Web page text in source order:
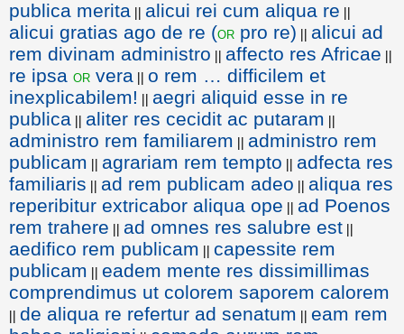
publica merita || alicui rei cum aliqua re ||
alicui gratias ago de re (or pro re) || alicui ad
rem divinam administro || affecto res Africae ||
re ipsa or vera || o rem … difficilem et
inexplicabilem! || aegri aliquid esse in re
publica || aliter res cecidit ac putaram ||
administro rem familiarem || administro rem
publicam || agrariam rem tempto || adfecta res
familiaris || ad rem publicam adeo || aliqua res
reperibitur extricabor aliqua ope || ad Poenos
rem trahere || ad omnes res salubre est ||
aedifico rem publicam || capessite rem
publicam || eadem mente res dissimillimas
comprendimus ut colorem saporem calorem
|| de aliqua re refertur ad senatum || eam rem